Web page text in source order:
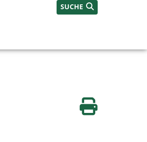
SUCHE
Seite drucken